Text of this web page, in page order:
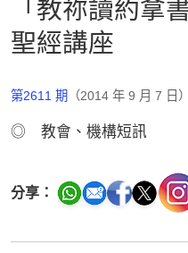
「教祢讀約拿
聖經講座
第2611 期 （2014 年 9 月 7 日）
◎ 教會、機構短訊
分享：